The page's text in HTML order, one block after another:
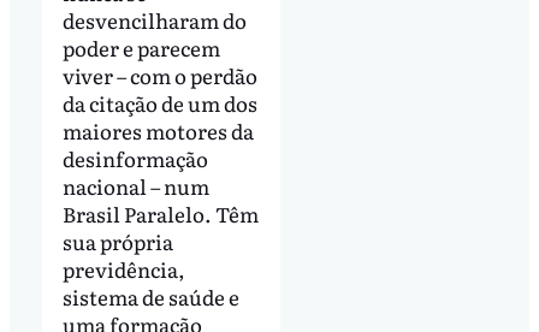
desvencilharam do
poder e parecem
viver – com o perdão
da citação de um dos
maiores motores da
desinformação
nacional – num
Brasil Paralelo. Têm
sua própria
previdência,
sistema de saúde e
uma formação